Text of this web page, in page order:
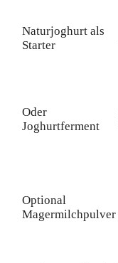
Naturjoghurt als
Starter
Oder
Joghurtferment
Optional
Magermilchpulver